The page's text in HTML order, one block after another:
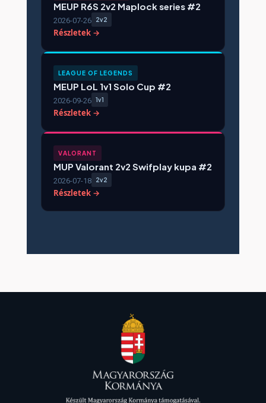
MEUP R6S 2v2 Maplock series #2
2026-07-26 2v2
Részletek →
LEAGUE OF LEGENDS
MEUP LoL 1v1 Solo Cup #2
2026-09-26 1v1
Részletek →
VALORANT
MUP Valorant 2v2 Swifplay kupa #2
2026-07-18 2v2
Részletek →